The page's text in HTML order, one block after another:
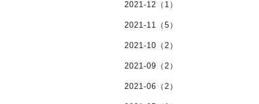
2021-12（1）
2021-11（5）
2021-10（2）
2021-09（2）
2021-06（2）